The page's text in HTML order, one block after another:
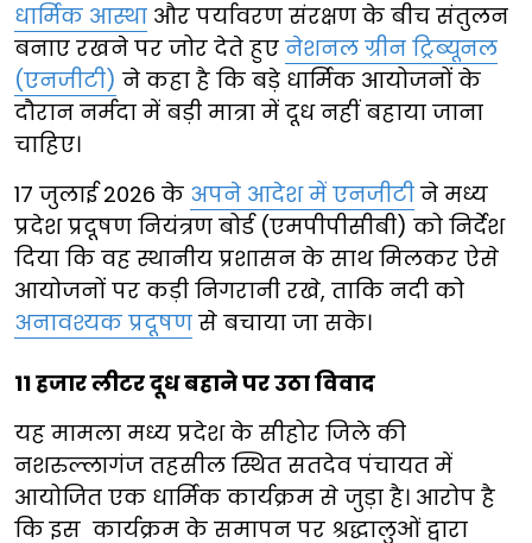
धार्मिक आस्था और पर्यावरण संरक्षण के बीच संतुलन
बनाए रखने पर जोर देते हुए नेशनल ग्रीन ट्रिब्यूनल
(एनजीटी) ने कहा है कि बड़े धार्मिक आयोजनों के
दौरान नर्मदा में बड़ी मात्रा में दूध नहीं बहाया जाना
चाहिए।
17 जुलाई 2026 के अपने आदेश में एनजीटी ने मध्य
प्रदेश प्रदूषण नियंत्रण बोर्ड (एमपीपीसीबी) को निर्देश
दिया कि वह स्थानीय प्रशासन के साथ मिलकर ऐसे
आयोजनों पर कड़ी निगरानी रखे, ताकि नदी को
अनावश्यक प्रदूषण से बचाया जा सके।
11 हजार लीटर दूध बहाने पर उठा विवाद
यह मामला मध्य प्रदेश के सीहोर जिले की
नशरुल्लागंज तहसील स्थित सतदेव पंचायत में
आयोजित एक धार्मिक कार्यक्रम से जुड़ा है। आरोप है
कि इस कार्यक्रम के समापन पर श्रद्धालुओं द्वारा